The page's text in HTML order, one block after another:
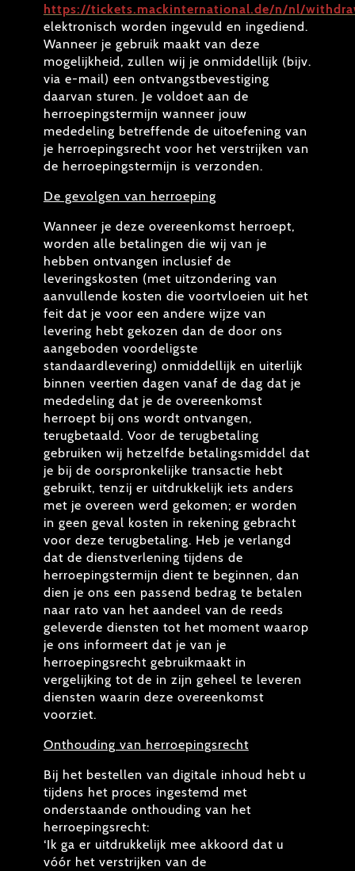
https://tickets.mackinternational.de/n/nl/
elektronisch worden ingevuld en ingediend.
Wanneer je gebruik maakt van deze
mogelijkheid, zullen wij je onmiddellijk (bijv.
via e-mail) een ontvangstbevestiging
daarvan sturen. Je voldoet aan de
herroepingstermijn wanneer jouw
mededeling betreffende de uitoefening van
je herroepingsrecht voor het verstrijken van
de herroepingstermijn is verzonden.
De gevolgen van herroeping
Wanneer je deze overeenkomst herroept,
worden alle betalingen die wij van je
hebben ontvangen inclusief de
leveringskosten (met uitzondering van
aanvullende kosten die voortvloeien uit het
feit dat je voor een andere wijze van
levering hebt gekozen dan de door ons
aangeboden voordeligste
standaardlevering) onmiddellijk en uiterlijk
binnen veertien dagen vanaf de dag dat je
mededeling dat je de overeenkomst
herroept bij ons wordt ontvangen,
terugbetaald. Voor de terugbetaling
gebruiken wij hetzelfde betalingsmiddel dat
je bij de oorspronkelijke transactie hebt
gebruikt, tenzij er uitdrukkelijk iets anders
met je overeen werd gekomen; er worden
in geen geval kosten in rekening gebracht
voor deze terugbetaling. Heb je verlangd
dat de dienstverlening tijdens de
herroepingstermijn dient te beginnen, dan
dien je ons een passend bedrag te betalen
naar rato van het aandeel van de reeds
geleverde diensten tot het moment waarop
je ons informeert dat je van je
herroepingsrecht gebruikmaakt in
vergelijking tot de in zijn geheel te leveren
diensten waarin deze overeenkomst
voorziet.
Onthouding van herroepingsrecht
Bij het bestellen van digitale inhoud hebt u
tijdens het proces ingestemd met
onderstaande onthouding van het
herroepingsrecht:
‘Ik ga er uitdrukkelijk mee akkoord dat u
vóór het verstrijken van de